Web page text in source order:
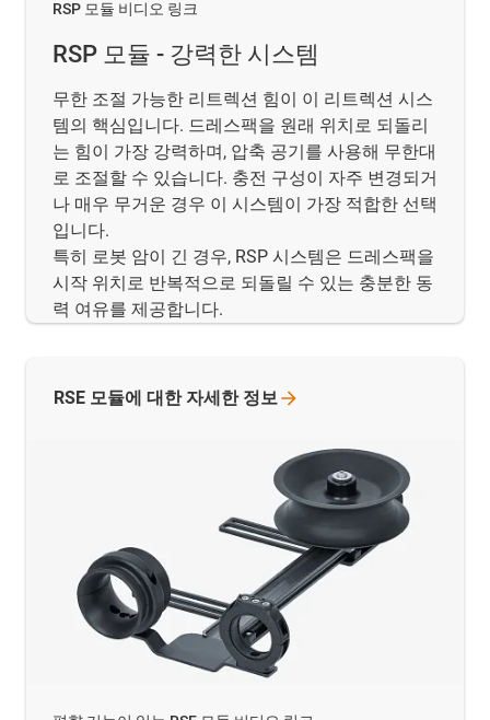
RSP 모듈 비디오 링크
RSP 모듈 - 강력한 시스템
무한 조절 가능한 리트렉션 힘이 이 리트렉션 시스
템의 핵심입니다. 드레스팩을 원래 위치로 되돌리
는 힘이 가장 강력하며, 압축 공기를 사용해 무한대
로 조절할 수 있습니다. 충전 구성이 자주 변경되거
나 매우 무거운 경우 이 시스템이 가장 적합한 선택
입니다.
특히 로봇 암이 긴 경우, RSP 시스템은 드레스팩을
시작 위치로 반복적으로 되돌릴 수 있는 충분한 동
력 여유를 제공합니다.
RSE 모듈에 대한 자세한 정보